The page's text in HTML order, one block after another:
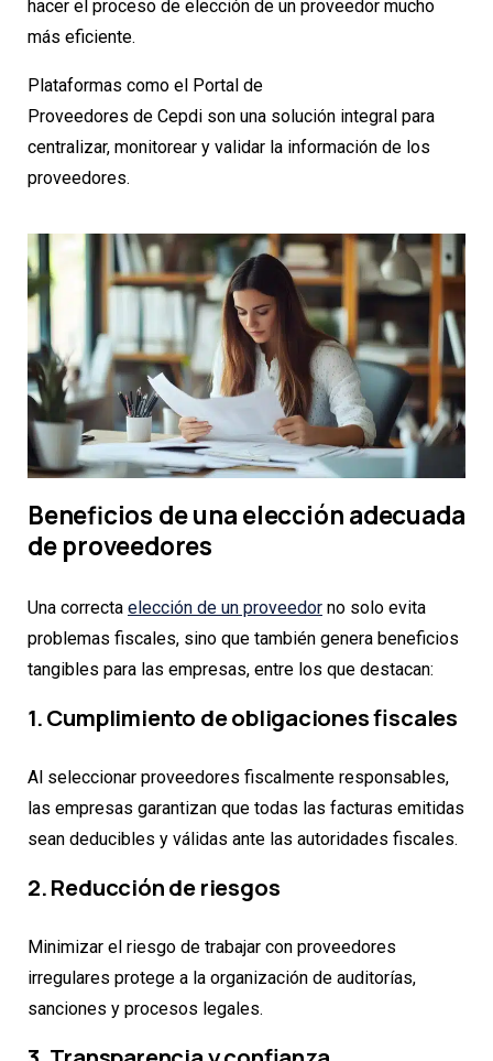
hacer el proceso de elección de un proveedor mucho
más eficiente.
Plataformas como el Portal de
Proveedores de Cepdi son una solución integral para
centralizar, monitorear y validar la información de los
proveedores.
Beneficios de una elección adecuada
de proveedores
Una correcta elección de un proveedor no solo evita
problemas fiscales, sino que también genera beneficios
tangibles para las empresas, entre los que destacan:
1. Cumplimiento de obligaciones fiscales
Al seleccionar proveedores fiscalmente responsables,
las empresas garantizan que todas las facturas emitidas
sean deducibles y válidas ante las autoridades fiscales.
2. Reducción de riesgos
Minimizar el riesgo de trabajar con proveedores
irregulares protege a la organización de auditorías,
sanciones y procesos legales.